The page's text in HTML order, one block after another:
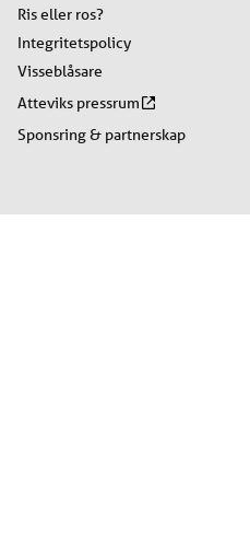
Ris eller ros?
Integritetspolicy
Visseblåsare
Atteviks pressrum
Sponsring & partnerskap